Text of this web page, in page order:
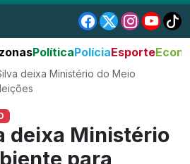
PolíticaPolíciaEsporte
deixa Ministério do Meio
deixa Ministério
para